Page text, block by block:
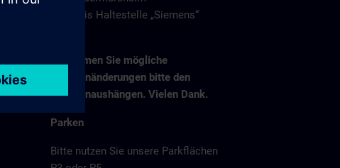
bis Haltestelle „Siemens“
Entnehmen Sie mögliche
Fahrplanänderungen bitte den
Fahrplanaushängen. Vielen Dank.
Parken
Bitte nutzen Sie unsere Parkflächen